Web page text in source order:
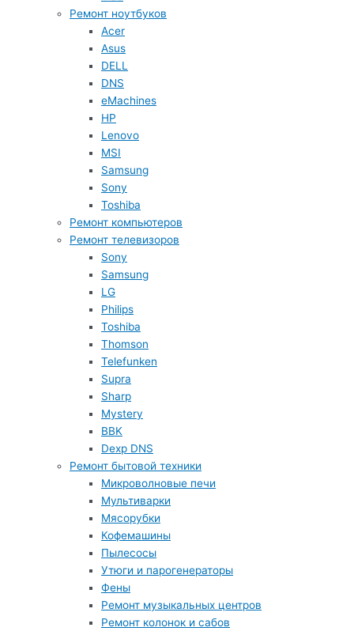
Ремонт ноутбуков
Acer
Asus
DELL
DNS
eMachines
HP
Lenovo
MSI
Samsung
Sony
Toshiba
Ремонт компьютеров
Ремонт телевизоров
Sony
Samsung
LG
Philips
Toshiba
Thomson
Telefunken
Supra
Sharp
Mystery
BBK
Dexp DNS
Ремонт бытовой техники
Микроволновые печи
Мультиварки
Мясорубки
Кофемашины
Пылесосы
Утюги и парогенераторы
Фены
Ремонт музыкальных центров
Ремонт колонок и сабов